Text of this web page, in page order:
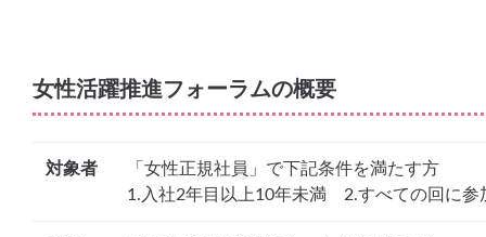
女性活躍推進フォーラムの概要
対象者
「女性正規社員」で下記条件を満たす方
1.入社2年目以上10年未満 2.すべての回に参